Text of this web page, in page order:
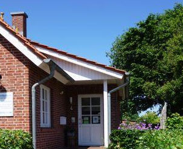
Elektrochirurgie Narkose
Bestandsbetreuung Schwein
Bestandsbetreuung Rind
Pferde
Geflügel, Tauben, Hühner